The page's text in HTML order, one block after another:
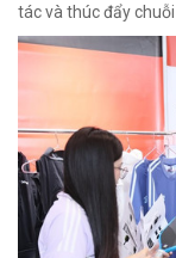
tác và thúc đẩy